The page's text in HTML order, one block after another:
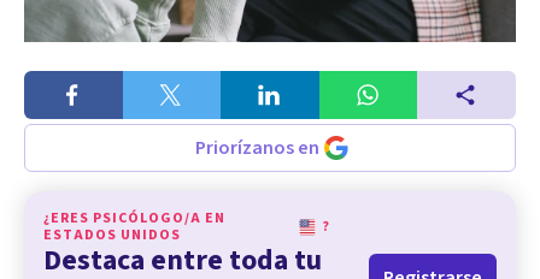
Priorízanos en
¿ERES PSICÓLOGO/A EN
ESTADOS UNIDOS
?
Destaca entre toda tu